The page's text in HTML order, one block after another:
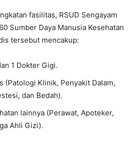
fasilitas, RSUD Sengayam
Sumber Daya Manusia Kesehatan
tersebut mencakup:
1 Dokter Gigi.
(Patologi Klinik, Penyakit Dalam,
dan Bedah).
lainnya (Perawat, Apoteker,
Ahli Gizi).